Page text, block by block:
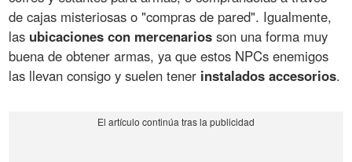
de cajas misteriosas o "compras de pared". Igualmente,
las ubicaciones con mercenarios son una forma muy
buena de obtener armas, ya que estos NPCs enemigos
las llevan consigo y suelen tener instalados accesorios.